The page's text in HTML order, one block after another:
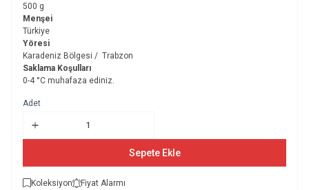
500 g
Menşei
Türkiye
Yöresi
Karadeniz Bölgesi / Trabzon
Saklama Koşulları
0-4 °C muhafaza ediniz.
Adet
Sepete Ekle
Koleksiyon Fiyat Alarmı